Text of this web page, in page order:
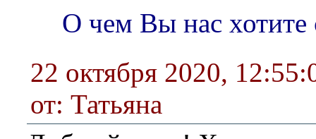
О чем Вы нас хотите
22 октября 2020,
от: Татьяна